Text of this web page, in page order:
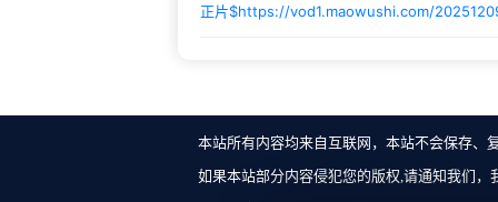
正片$https://vod1.maowushi.com/
本站所有内容均来自互联网，本站不会保存、
如果本站部分内容侵犯您的版权,请通知我们